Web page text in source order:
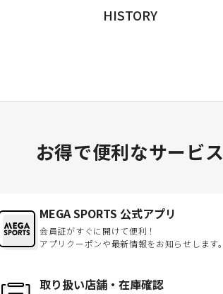
HISTORY
お得で便利なサービス
MEGA SPORTS 公式アプリ
会員証がすぐに開けて便利！
アプリクーポンや最新情報をお知らせします。
取り扱い店舗・在庫確認